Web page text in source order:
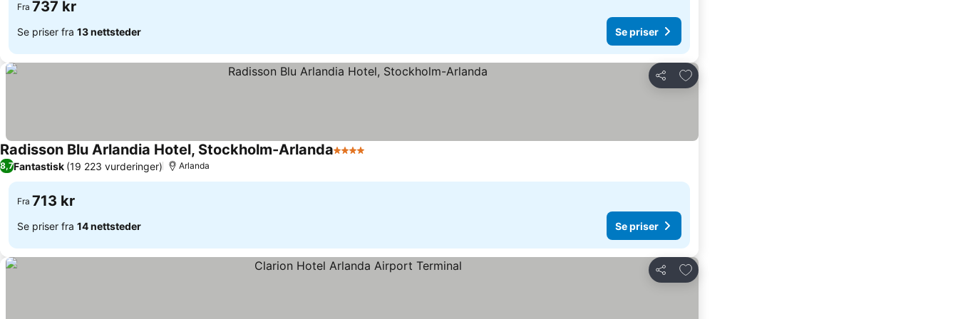
Fra 737 kr
Se priser fra 13 nettsteder Se priser
Del
Legg til i favoritter
Radisson Blu Arlandia Hotel, Stockholm-Arlanda4 Stjerner
8,7Fantastisk (19 223 vurderinger) Arlanda
Fra 713 kr
Se priser fra 14 nettsteder Se priser
Del
Legg til i favoritter